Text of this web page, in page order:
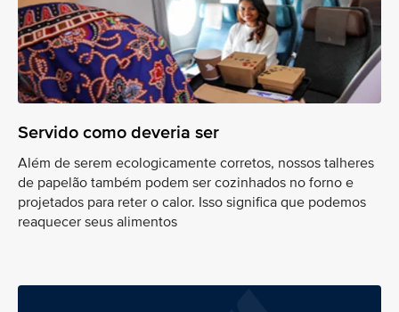
Servido como deveria ser
Além de serem ecologicamente corretos, nossos talheres
de papelão também podem ser cozinhados no forno e
projetados para reter o calor. Isso significa que podemos
reaquecer seus alimentos